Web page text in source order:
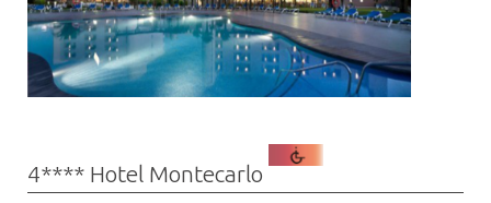
4**** Hotel Montecarlo